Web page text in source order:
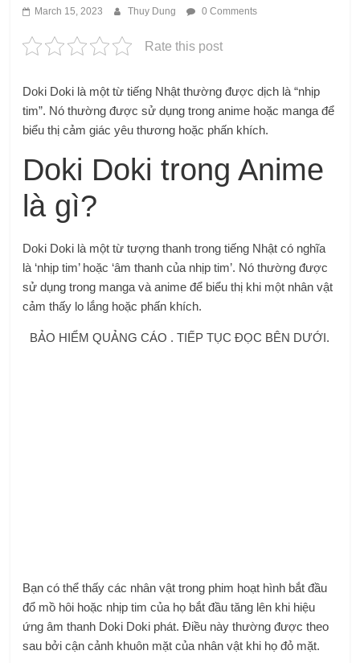
March 15, 2023 Thuy Dung 0 Comments
Rate this post
Doki Doki là một từ tiếng Nhật thường được dịch là “nhịp
tim”. Nó thường được sử dụng trong anime hoặc manga để
biểu thị cảm giác yêu thương hoặc phấn khích.
Doki Doki trong Anime
là gì?
Doki Doki là một từ tượng thanh trong tiếng Nhật có nghĩa
là ‘nhịp tim’ hoặc ‘âm thanh của nhịp tim’. Nó thường được
sử dụng trong manga và anime để biểu thị khi một nhân vật
cảm thấy lo lắng hoặc phấn khích.
BẢO HIỂM QUẢNG CÁO . TIẾP TỤC ĐỌC BÊN DƯỚI.
Bạn có thể thấy các nhân vật trong phim hoạt hình bắt đầu
đổ mồ hôi hoặc nhịp tim của họ bắt đầu tăng lên khi hiệu
ứng âm thanh Doki Doki phát. Điều này thường được theo
sau bởi cận cảnh khuôn mặt của nhân vật khi họ đỏ mặt.